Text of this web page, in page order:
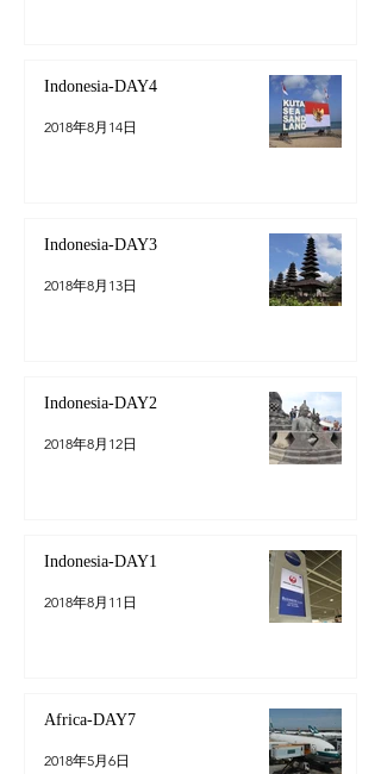
Indonesia-DAY4
2018年8月14日
Indonesia-DAY3
2018年8月13日
Indonesia-DAY2
2018年8月12日
Indonesia-DAY1
2018年8月11日
Africa-DAY7
2018年5月6日